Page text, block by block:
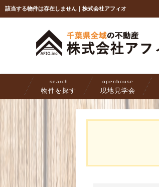
該当する物件は存在しません｜株式会社アフィオ
search
物件を探す
openhouse
現地見学会